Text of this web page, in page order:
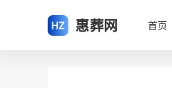
惠葬网 首页